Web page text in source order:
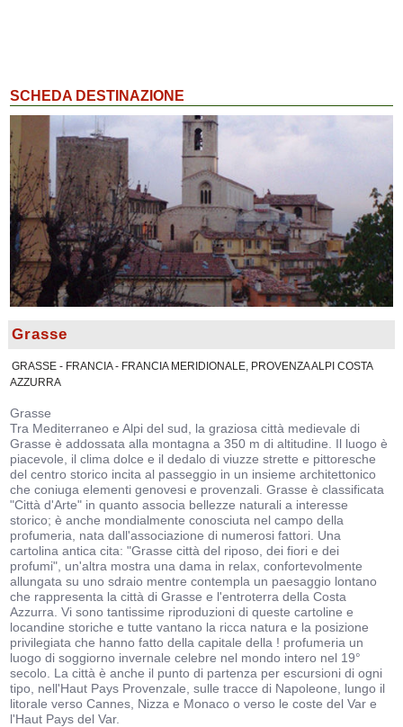
SCHEDA DESTINAZIONE
Grasse
GRASSE - FRANCIA - FRANCIA MERIDIONALE, PROVENZA ALPI COSTA
AZZURRA
Grasse
Tra Mediterraneo e Alpi del sud, la graziosa città medievale di
Grasse è addossata alla montagna a 350 m di altitudine. Il luogo è
piacevole, il clima dolce e il dedalo di viuzze strette e pittoresche
del centro storico incita al passeggio in un insieme architettonico
che coniuga elementi genovesi e provenzali. Grasse è classificata
"Città d'Arte" in quanto associa bellezze naturali a interesse
storico; è anche mondialmente conosciuta nel campo della
profumeria, nata dall'associazione di numerosi fattori. Una
cartolina antica cita: "Grasse città del riposo, dei fiori e dei
profumi", un'altra mostra una dama in relax, confortevolmente
allungata su uno sdraio mentre contempla un paesaggio lontano
che rappresenta la città di Grasse e l'entroterra della Costa
Azzurra. Vi sono tantissime riproduzioni di queste cartoline e
locandine storiche e tutte vantano la ricca natura e la posizione
privilegiata che hanno fatto della capitale della ! profumeria un
luogo di soggiorno invernale celebre nel mondo intero nel 19°
secolo. La città è anche il punto di partenza per escursioni di ogni
tipo, nell'Haut Pays Provenzale, sulle tracce di Napoleone, lungo il
litorale verso Cannes, Nizza e Monaco o verso le coste del Var e
l'Haut Pays del Var.